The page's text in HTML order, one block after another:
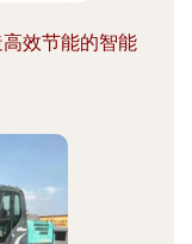
效节能的智能